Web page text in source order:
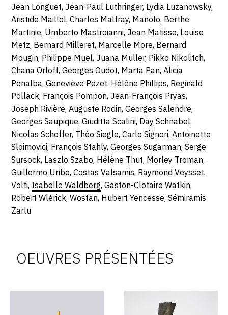
Jean Longuet, Jean-Paul Luthringer, Lydia Luzanowsky,
Aristide Maillol, Charles Malfray, Manolo, Berthe
Martinie, Umberto Mastroianni, Jean Matisse, Louise
Metz, Bernard Milleret, Marcelle More, Bernard
Mougin, Philippe Muel, Juana Muller, Pikko Nikolitch,
Chana Orloff, Georges Oudot, Marta Pan, Alicia
Penalba, Geneviève Pezet, Hélène Phillips, Reginald
Pollack, François Pompon, Jean-François Pryas,
Joseph Rivière, Auguste Rodin, Georges Salendre,
Georges Saupique, Giuditta Scalini, Day Schnabel,
Nicolas Schoffer, Théo Siegle, Carlo Signori, Antoinette
Sloimovici, François Stahly, Georges Sugarman, Serge
Sursock, Laszlo Szabo, Hélène Thut, Morley Troman,
Guillermo Uribe, Costas Valsamis, Raymond Veysset,
Volti, Isabelle Waldberg, Gaston-Clotaire Watkin,
Robert Wlérick, Wostan, Hubert Yencesse, Sémiramis
Zarlu.
vendreOEUVRES PRÉSENTÉES
Catalogue